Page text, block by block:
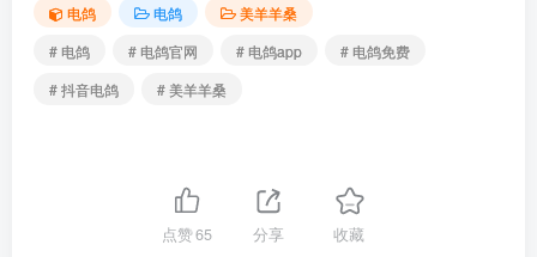
电鸽 电鸽
美羊羊桑
# 电鸽
# 电鸽官网 # 电鸽app
# 电鸽免费
# 抖音电鸽
# 美羊羊桑
点赞65 分享 收藏